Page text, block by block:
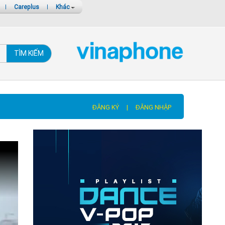
| Careplus | Khác
TÌM KIẾM
ĐĂNG KÝ | ĐĂNG NHẬP